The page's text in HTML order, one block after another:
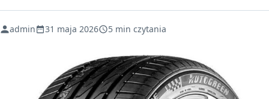
admin 31 maja 2026 5 min czytania